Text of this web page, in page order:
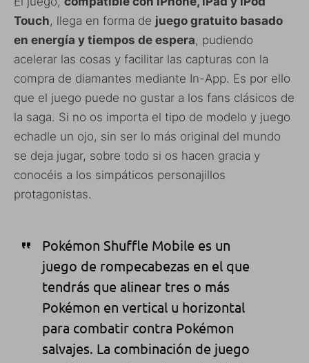
Touch, llega en forma de juego gratuito basado
en energía y tiempos de espera, pudiendo
acelerar las cosas y facilitar las capturas con la
compra de diamantes mediante In-App. Es por ello
que el juego puede no gustar a los fans clásicos de
la saga. Si no os importa el tipo de modelo y juego
echadle un ojo, sin ser lo más original del mundo
se deja jugar, sobre todo si os hacen gracia y
conocéis a los simpáticos personajillos
protagonistas.
Pokémon Shuffle Mobile es un
juego de rompecabezas en el que
tendrás que alinear tres o más
Pokémon en vertical u horizontal
para combatir contra Pokémon
salvajes. La combinación de juego